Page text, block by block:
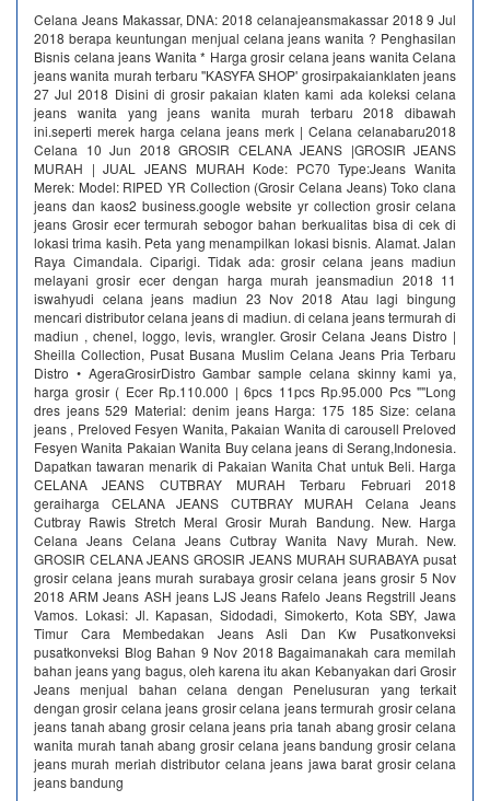
Celana Jeans Makassar, DNA: 2018 celanajeansmakassar 2018 9 Jul
2018 berapa keuntungan menjual celana jeans wanita ? Penghasilan
Bisnis celana jeans Wanita * Harga grosir celana jeans wanita Celana
jeans wanita murah terbaru ''KASYFA SHOP' grosirpakaianklaten jeans
27 Jul 2018 Disini di grosir pakaian klaten kami ada koleksi celana
jeans wanita yang jeans wanita murah terbaru 2018 dibawah
ini.seperti merek harga celana jeans merk | Celana celanabaru2018
Celana 10 Jun 2018 GROSIR CELANA JEANS |GROSIR JEANS
MURAH | JUAL JEANS MURAH Kode: PC70 Type:Jeans Wanita
Merek: Model: RIPED YR Collection (Grosir Celana Jeans) Toko clana
jeans dan kaos2 business.google website yr collection grosir celana
jeans Grosir ecer termurah sebogor bahan berkualitas bisa di cek di
lokasi trima kasih. Peta yang menampilkan lokasi bisnis. Alamat. Jalan
Raya Cimandala. Ciparigi. Tidak ada: grosir celana jeans madiun
melayani grosir ecer dengan harga murah jeansmadiun 2018 11
iswahyudi celana jeans madiun 23 Nov 2018 Atau lagi bingung
mencari distributor celana jeans di madiun. di celana jeans termurah di
madiun , chenel, loggo, levis, wrangler. Grosir Celana Jeans Distro |
Sheilla Collection, Pusat Busana Muslim Celana Jeans Pria Terbaru
Distro • AgeraGrosirDistro Gambar sample celana skinny kami ya,
harga grosir ( Ecer Rp.110.000 | 6pcs 11pcs Rp.95.000 Pcs ""Long
dres jeans 529 Material: denim jeans Harga: 175 185 Size: celana
jeans , Preloved Fesyen Wanita, Pakaian Wanita di carousell Preloved
Fesyen Wanita Pakaian Wanita Buy celana jeans di Serang,Indonesia.
Dapatkan tawaran menarik di Pakaian Wanita Chat untuk Beli. Harga
CELANA JEANS CUTBRAY MURAH Terbaru Februari 2018
geraiharga CELANA JEANS CUTBRAY MURAH Celana Jeans
Cutbray Rawis Stretch Meral Grosir Murah Bandung. New. Harga
Celana Jeans Celana Jeans Cutbray Wanita Navy Murah. New.
GROSIR CELANA JEANS GROSIR JEANS MURAH SURABAYA pusat
grosir celana jeans murah surabaya grosir celana jeans grosir 5 Nov
2018 ARM Jeans ASH jeans LJS Jeans Rafelo Jeans Regstrill Jeans
Vamos. Lokasi: Jl. Kapasan, Sidodadi, Simokerto, Kota SBY, Jawa
Timur Cara Membedakan Jeans Asli Dan Kw Pusatkonveksi
pusatkonveksi Blog Bahan 9 Nov 2018 Bagaimanakah cara memilah
bahan jeans yang bagus, oleh karena itu akan Kebanyakan dari Grosir
Jeans menjual bahan celana dengan Penelusuran yang terkait
dengan grosir celana jeans grosir celana jeans termurah grosir celana
jeans tanah abang grosir celana jeans pria tanah abang grosir celana
wanita murah tanah abang grosir celana jeans bandung grosir celana
jeans murah meriah distributor celana jeans jawa barat grosir celana
jeans bandung